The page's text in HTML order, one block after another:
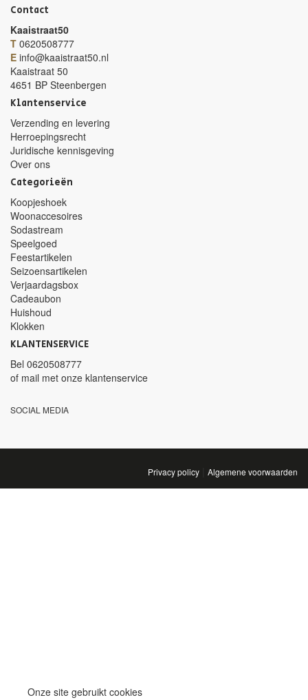
Contact
Kaaistraat50
T 0620508777
E info@kaaistraat50.nl
Kaaistraat 50
4651 BP Steenbergen
Klantenservice
Verzending en levering
Herroepingsrecht
Juridische kennisgeving
Over ons
Categorieën
Koopjeshoek
Woonaccesoires
Sodastream
Speelgoed
Feestartikelen
Seizoensartikelen
Verjaardagsbox
Cadeaubon
Huishoud
Klokken
KLANTENSERVICE
Bel 0620508777
of mail met onze klantenservice
SOCIAL MEDIA
Privacy policy Algemene voorwaarden
Onze site gebruikt cookies